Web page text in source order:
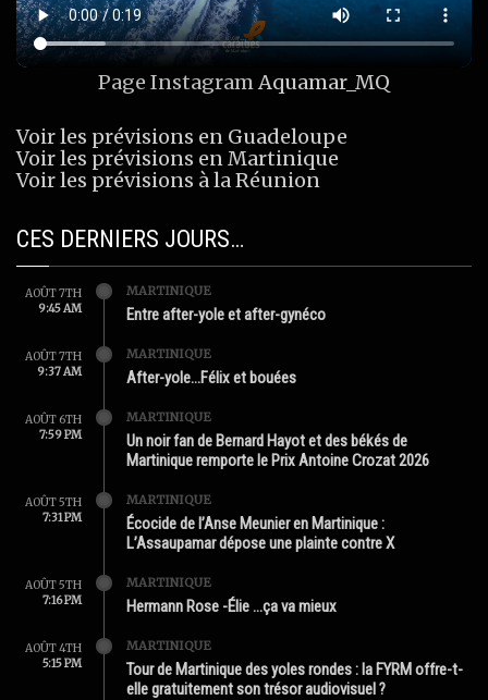
Page InstagramAquamar_MQ
Voir les prévisions en Guadeloupe
Voir les prévisions en Martinique
Voir les prévisions à la Réunion
CES DERNIERS JOURS…
AOÛT 7TH
9:45 AM
MARTINIQUE
Entre after-yole et after-gynéco
AOÛT 7TH
9:37 AM
MARTINIQUE
After-yole…Félix et bouées
AOÛT 6TH
7:59 PM
MARTINIQUE
Un noir fan de Bernard Hayot et des békés de
Martinique remporte le Prix Antoine Crozat 2026
AOÛT 5TH
7:31 PM
MARTINIQUE
Écocide de l’Anse Meunier en Martinique :
L’Assaupamar dépose une plainte contre X
AOÛT 5TH
7:16 PM
MARTINIQUE
Hermann Rose -Élie …ça va mieux
AOÛT 4TH
5:15 PM
MARTINIQUE
Tour de Martinique des yoles rondes : la FYRM offre-t-
elle gratuitement son trésor audiovisuel ?